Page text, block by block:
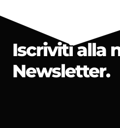
Iscriviti alla
Newsletter.